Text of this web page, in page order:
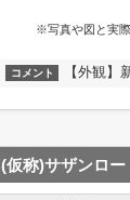
※写真や図と実
コメント 【外観】
(仮称)サザンロ